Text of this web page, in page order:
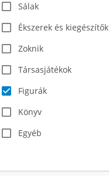
Sálak
Ékszerek és kiegészítők
Zoknik
Társasjátékok
Figurák
Könyv
Egyéb